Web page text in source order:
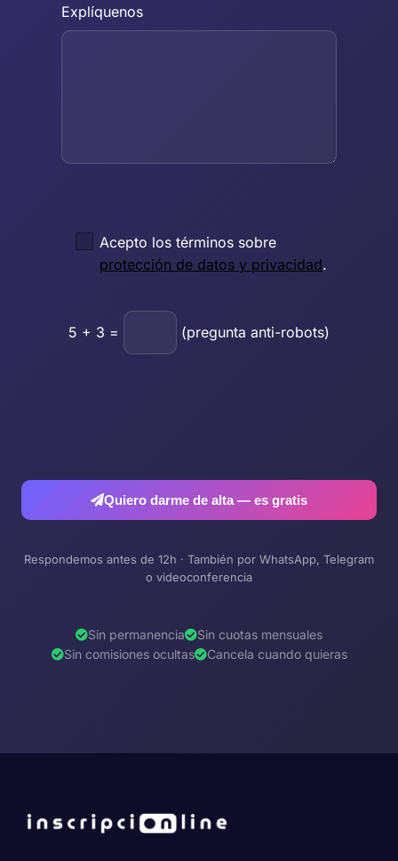
Explíquenos
Acepto los términos sobre
protección de datos y privacidad.
5 + 3 = (pregunta anti-robots)
Quiero darme de alta — es gratis
Respondemos antes de 12h · También por WhatsApp, Telegram
o videoconferencia
Sin permanencia
Sin cuotas mensuales
Sin comisiones ocultas
Cancela cuando quieras